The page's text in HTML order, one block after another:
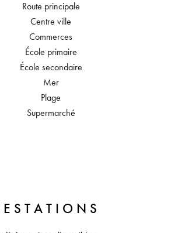
Route principale
Centre ville
Commerces
École primaire
École secondaire
Mer
Plage
Supermarché